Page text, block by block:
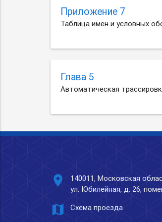
Приложение 7
Таблица имен и условных
Глава 5
Автоматическая
place
140011, Московская
ул. Юбилейная, д. 26,
map Схема проезда